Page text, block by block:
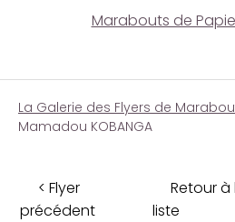
Marabouts de
La Galerie des Flyers de
Mamadou KOBANGA
< Flyer
précédent
Retour à
liste